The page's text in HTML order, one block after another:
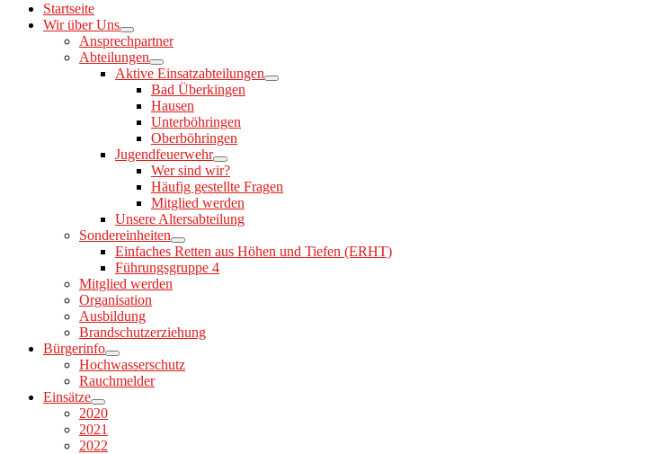
Startseite
Wir über Uns
Ansprechpartner
Abteilungen
Aktive Einsatzabteilungen
Bad Überkingen
Hausen
Unterböhringen
Oberböhringen
Jugendfeuerwehr
Wer sind wir?
Häufig gestellte Fragen
Mitglied werden
Unsere Altersabteilung
Sondereinheiten
Einfaches Retten aus Höhen und Tiefen (ERHT)
Führungsgruppe 4
Mitglied werden
Organisation
Ausbildung
Brandschutzerziehung
Bürgerinfo
Hochwasserschutz
Rauchmelder
Einsätze
2020
2021
2022